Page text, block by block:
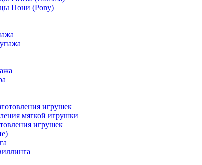
Пони (Pony)
игрушек
мягкой игрушки
игрушек